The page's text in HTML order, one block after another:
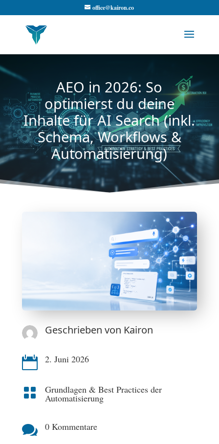
office@kairon.co
AEO in 2026: So
optimierst du deine
Inhalte für AI Search (inkl.
Schema, Workflows &
Automatisierung)
Geschrieben von Kairon
 2. Juni 2026
 Grundlagen & Best Practices der
Automatisierung
 0 Kommentare